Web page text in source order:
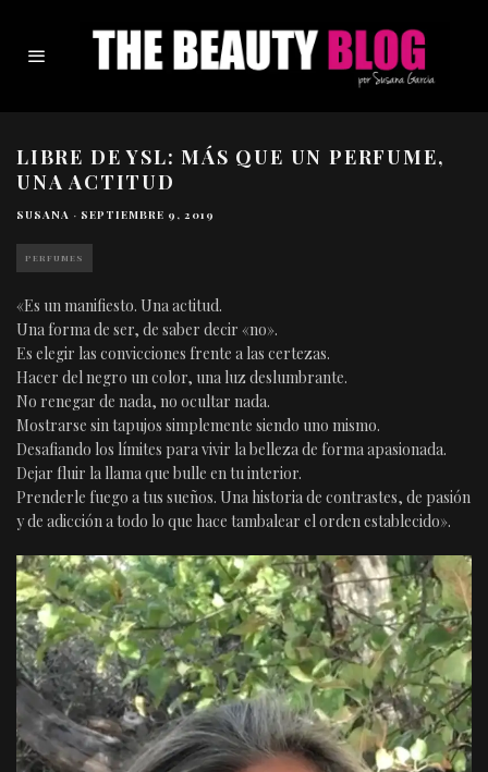
LIBRE DE YSL: MÁS QUE UN PERFUME,
UNA ACTITUD
SUSANA · SEPTIEMBRE 9, 2019
PERFUMES
«Es un manifiesto. Una actitud.
Una forma de ser, de saber decir «no».
Es elegir las convicciones frente a las certezas.
Hacer del negro un color, una luz deslumbrante.
No renegar de nada, no ocultar nada.
Mostrarse sin tapujos simplemente siendo uno mismo.
Desafiando los límites para vivir la belleza de forma apasionada.
Dejar fluir la llama que bulle en tu interior.
Prenderle fuego a tus sueños. Una historia de contrastes, de pasión
y de adicción a todo lo que hace tambalear el orden establecido».